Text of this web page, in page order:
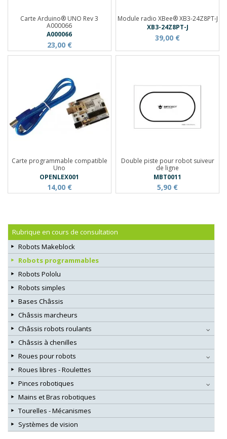
Carte Arduino® UNO Rev 3
A000066
A000066
23,00 €
Module radio XBee® XB3-24Z8PT-J
XB3-24Z8PT-J
39,00 €
Carte programmable compatible
Uno
OPENLEX001
14,00 €
Double piste pour robot suiveur
de ligne
MBT0011
5,90 €
Rubrique en cours de consultation
Robots Makeblock
Robots programmables
Robots Pololu
Robots simples
Bases Châssis
Châssis marcheurs
Châssis robots roulants
Châssis à chenilles
Roues pour robots
Roues libres - Roulettes
Pinces robotiques
Mains et Bras robotiques
Tourelles - Mécanismes
Systèmes de vision